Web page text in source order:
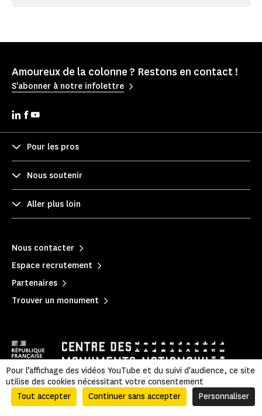
Amoureux de la colonne ? Restons en contact !
S'abonner à notre infolettre
Pour les pros
Nous soutenir
Aller plus loin
Nous contacter
Espace recrutement
Partenaires
Trouver un monument
Mentions légales Politique de confidentialité
|
Informations légales et administratives
| Plan du site
Pour l’affichage des vidéos YouTube et du suivi d'audience, ce site
utilise des cookies nécessitant votre consentement
Tout accepter
Continuer sans accepter Personnaliser